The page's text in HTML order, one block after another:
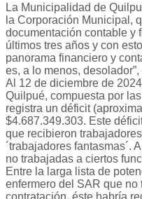
La Municipalidad de
la Corporación Municipal,
documentación contable y
últimos tres años y con
panorama financiero y
es, a lo menos,
Al 12 de diciembre de
Quilpué, compuesta por
registra un déficit
$4.687.349.303. Este
que recibieron
´trabajadores fantasmas´.
no trabajadas a ciertos
Entre la larga lista de
enfermero del SAR que
contratación, éste habría